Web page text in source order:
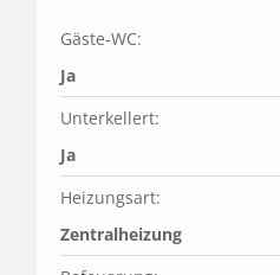
Gäste-WC:
Ja
Unterkellert:
Ja
Heizungsart:
Zentralheizung